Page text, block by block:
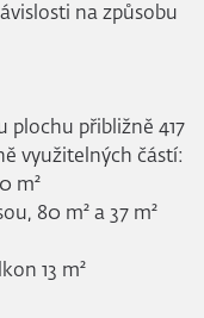
na způsobu
plochu přibližně 417
využitelných částí:
m²
80 m² a 37 m²
13 m²